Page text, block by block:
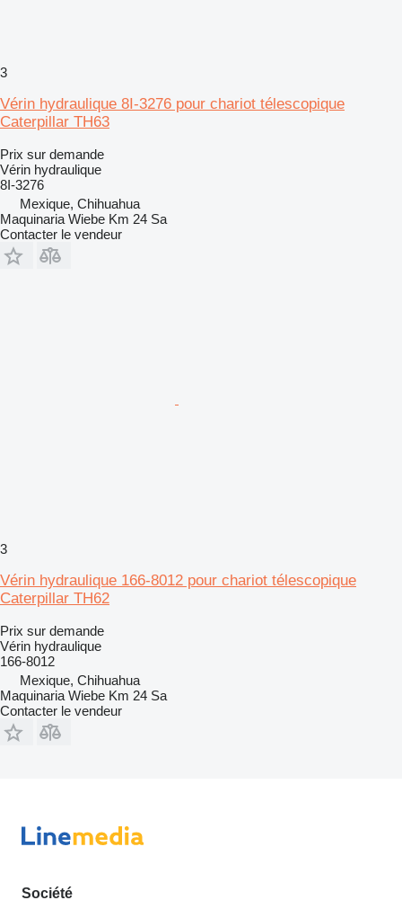
3
Vérin hydraulique 8I-3276 pour chariot télescopique
Caterpillar TH63
Prix sur demande
Vérin hydraulique
8I-3276
Mexique, Chihuahua
Maquinaria Wiebe Km 24 Sa
Contacter le vendeur
3
Vérin hydraulique 166-8012 pour chariot télescopique
Caterpillar TH62
Prix sur demande
Vérin hydraulique
166-8012
Mexique, Chihuahua
Maquinaria Wiebe Km 24 Sa
Contacter le vendeur
Société